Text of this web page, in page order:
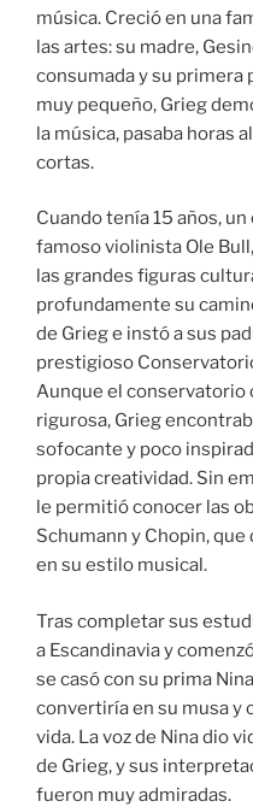
música. Creció en una
las artes: su madre,
consumada y su primera
muy pequeño, Grieg
la música, pasaba horas
cortas.
Cuando tenía 15 años,
famoso violinista Ole
las grandes figuras
profundamente su
de Grieg e instó a sus
prestigioso
Aunque el conservatorio
rigurosa, Grieg
sofocante y poco
propia creatividad. Sin
le permitió conocer las
Schumann y Chopin,
en su estilo musical.
Tras completar sus
a Escandinavia y
se casó con su prima
convertiría en su musa y
vida. La voz de Nina dio
de Grieg, y sus
fueron muy admiradas.